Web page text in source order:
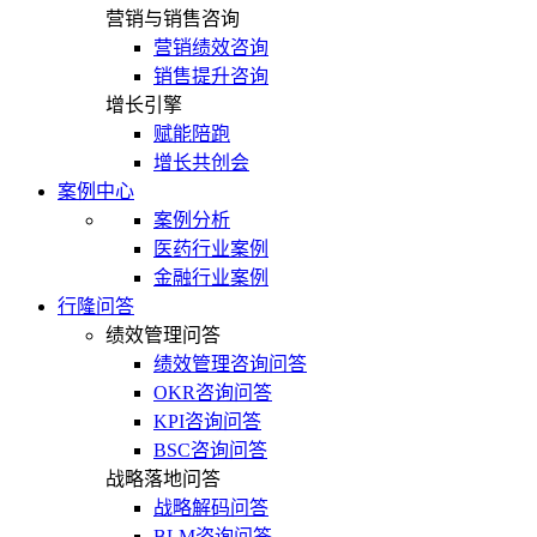
营销与销售咨询
营销绩效咨询
销售提升咨询
增长引擎
赋能陪跑
增长共创会
案例中心
案例分析
医药行业案例
金融行业案例
行隆问答
绩效管理问答
绩效管理咨询问答
OKR咨询问答
KPI咨询问答
BSC咨询问答
战略落地问答
战略解码问答